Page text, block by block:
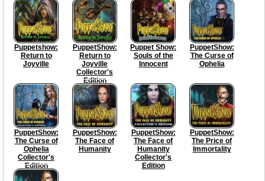
Puppetshow:
Return to
Joyville
PuppetShow:
Return to
Joyville
Collector's
Edition
Puppet Show:
Souls of the
Innocent
PuppetShow:
The Curse of
Ophelia
PuppetShow:
The Curse of
Ophelia
Collector's
Edition
PuppetShow:
The Face of
Humanity
PuppetShow:
The Face of
Humanity
Collector's
Edition
PuppetShow:
The Price of
Immortality